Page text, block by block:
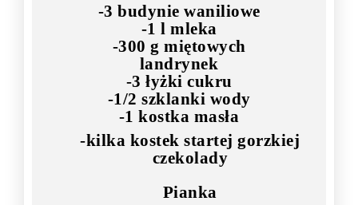
-3 budynie waniliowe
-1 l mleka
-300 g miętowych
landrynek
-3 łyżki cukru
-1/2 szklanki wody
-1 kostka masła
-kilka kostek startej gorzkiej
czekolady
Pianka